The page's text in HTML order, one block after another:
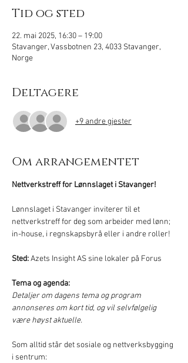
Tid og sted
22. mai 2025, 16:30 – 19:00
Stavanger, Vassbotnen 23, 4033 Stavanger,
Norge
Deltagere
+9 andre gjester
Om arrangementet
Nettverkstreff for Lønnslaget i Stavanger!
Lønnslaget i Stavanger inviterer til et
nettverkstreff for deg som arbeider med lønn;
in-house, i regnskapsbyrå eller i andre roller!
Sted: Azets Insight AS sine lokaler på Forus
Tema og agenda:
Detaljer om dagens tema og program
annonseres om kort tid, og vil selvfølgelig
være høyst aktuelle.
Som alltid står det sosiale og nettverksbygging
i sentrum: